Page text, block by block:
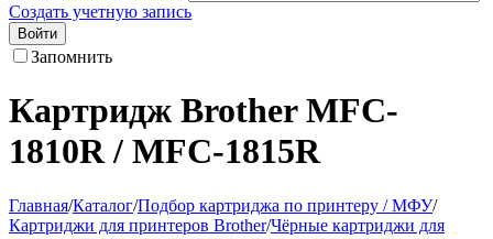
Создать учетную запись
Войти
Запомнить
Картридж Brother MFC-
1810R / MFC-1815R
Главная/Каталог/Подбор картриджа по принтеру / МФУ/
Картриджи для принтеров Brother/Чёрные картриджи для